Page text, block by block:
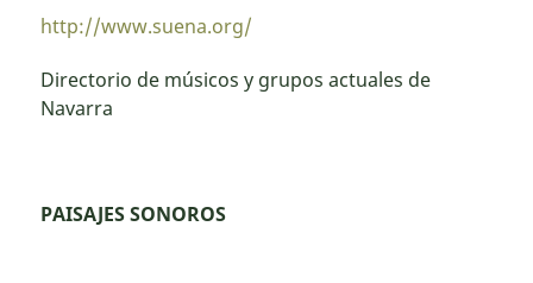
http://www.suena.org/
Directorio de músicos y grupos actuales de
Navarra
PAISAJES SONOROS